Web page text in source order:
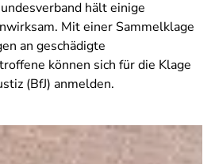
hält einige
Mit einer Sammelklage
an geschädigte
können sich für die Klage
(BfJ) anmelden.